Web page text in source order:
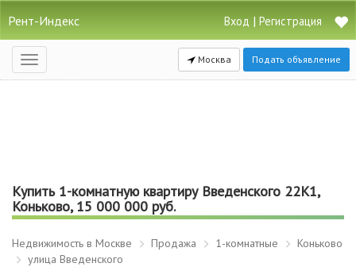
Рент-Индекс Вход | Регистрация
Открыть
навигацию
Москва Подать объявление
Купить 1-комнатную квартиру Введенского 22К1,
Коньково, 15 000 000 руб.
Недвижимость в Москве Продажа 1-комнатные
Коньково
улица Введенского